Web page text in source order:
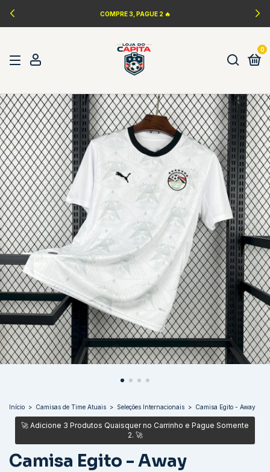
LANÇAMENTOS DA NBA 🏀
0
Início > Camisas de Time Atuais > Seleções Internacionais > Camisa Egito - Away
Camisa Egito - Away